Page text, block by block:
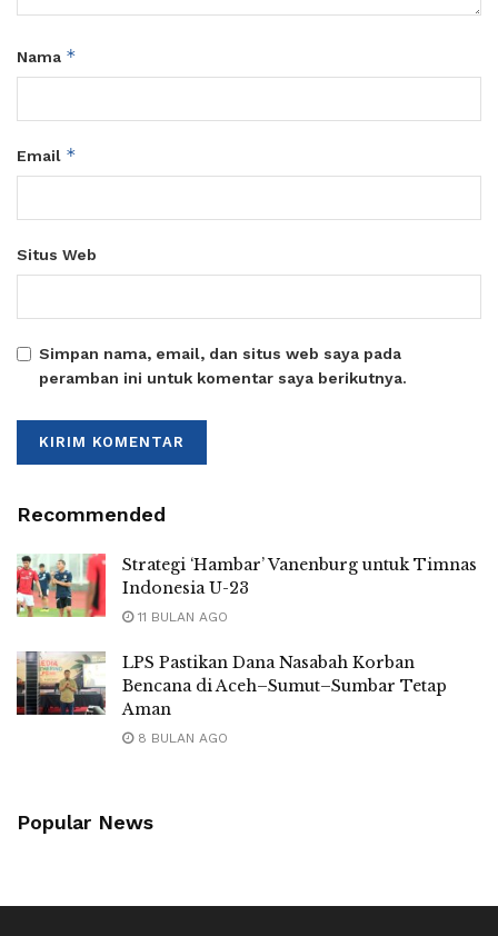
Nama *
Email *
Situs Web
Simpan nama, email, dan situs web saya pada
peramban ini untuk komentar saya berikutnya.
Recommended
Strategi ‘Hambar’ Vanenburg untuk Timnas
Indonesia U-23
11 BULAN AGO
LPS Pastikan Dana Nasabah Korban
Bencana di Aceh–Sumut–Sumbar Tetap
Aman
8 BULAN AGO
Popular News